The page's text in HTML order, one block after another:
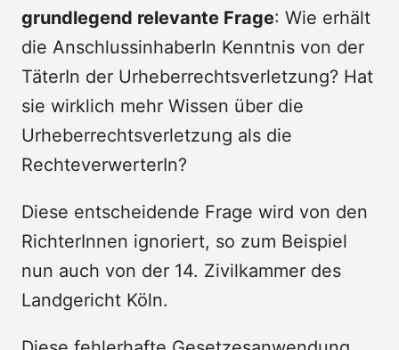
grundlegend relevante Frage: Wie erhält
die AnschlussinhaberIn Kenntnis von der
TäterIn der Urheberrechtsverletzung? Hat
sie wirklich mehr Wissen über die
Urheberrechtsverletzung als die
RechteverwerterIn?
Diese entscheidende Frage wird von den
RichterInnen ignoriert, so zum Beispiel
nun auch von der 14. Zivilkammer des
Landgericht Köln.